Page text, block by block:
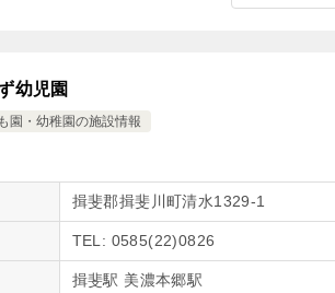
幼児園
園・幼稚園の施設情報
揖斐郡揖斐川町清水1329-1
TEL: 0585(22)0826
揖斐駅 美濃本郷駅